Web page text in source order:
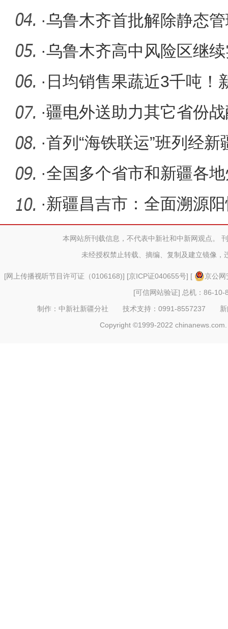
宜
·乌鲁木齐首批解除静态
有序“动
·乌鲁木齐高中风险区继
· 日均销售果蔬近3千吨！
力打通助
·疆电外送助力其它省份
·首列“海铁联运”班列经
出境
·全国多个省市和新疆各
支援伊犁
·新疆昌吉市：全面溯源
和人员接
本网站所刊载信息，不代表中新社和中新网观点。
未经授权禁止转载、摘编、复制及建立镜像，
[网上传播视听节目许可证（0106168)] [京ICP证040655号] [
京公
[可信网站验证] 总机：86-10-
制作：中新社新疆分社 技术支持：0991-8557237
Copyright ©1999-2022